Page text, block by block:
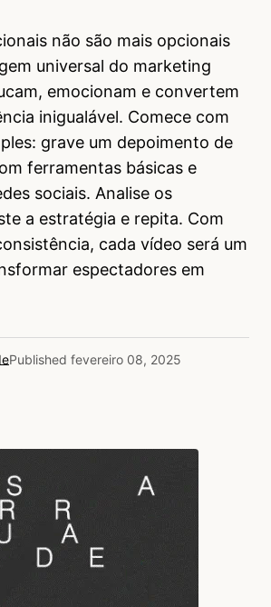
não são mais opcionais
universal do marketing
emocionam e convertem
inigualável. Comece com
grave um depoimento de
ferramentas básicas e
sociais. Analise os
a estratégia e repita. Com
cada vídeo será um
espectadores em
Published fevereiro 08, 2025